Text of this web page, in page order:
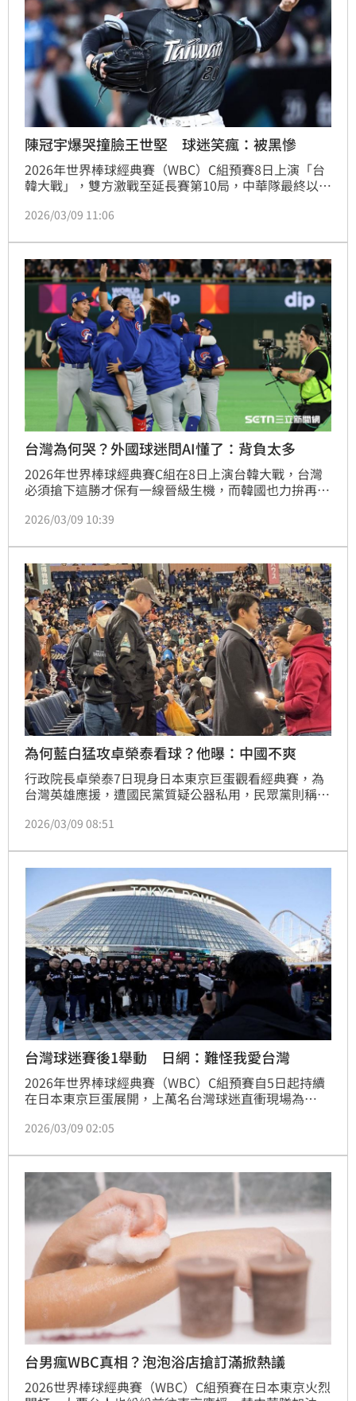
陳冠宇爆哭撞臉王世堅 球迷笑瘋：被黑慘
2026年世界棒球經典賽（WBC）C組預賽8日上演「台
韓大戰」，雙方激戰至延長賽第10局，中華隊最終以5
韓的紀錄。然而本次經典賽預賽名單裡共有16名投手，
回應「用不到啊！」
2026/03/09 11:06
台灣為何哭？外國球迷問AI懂了：背負太多
2026年世界棒球經典賽C組在8日上演台韓大戰，台灣
必須搶下這勝才保有一線晉級生機，而韓國也力拚再下
在奪勝的那一刻，台灣球員抱在一起流下感動淚水，這
查了背景才理解這場勝利對台灣隊的意義，直言「台灣
不僅僅是代表一支球隊，更是背負著國家在戰鬥」。
2026/03/09 10:39
為何藍白猛攻卓榮泰看球？他曝：中國不爽
行政院長卓榮泰7日現身日本東京巨蛋觀看經典賽，為
台灣英雄應援，遭國民黨質疑公器私用，民眾黨則稱，
（9）天指出，日本共同社昨天晚上刊出了一篇報導：
切都真相大白了，為什麼國民黨跟民眾黨這兩天猛攻卓
榮泰院長，大體上就是中國不爽了啦。
2026/03/09 08:51
台灣球迷賽後1舉動 日網：難怪我愛台灣
2026年世界棒球經典賽（WBC）C組預賽自5日起持續
在日本東京巨蛋展開，上萬名台灣球迷直衝現場為
隊，第二戰對上日本隊則以0：13吞敗，直到第三戰以
心的是，有台灣民眾在賽後自發撿起地上的垃圾，讓大
批日本網友感動道「我愛你，台灣」、「我知道台灣人
都很溫柔、友善，謝謝你們」。
2026/03/09 02:05
台男瘋WBC真相？泡泡浴店搶訂滿掀熱議
2026世界棒球經典賽（WBC）C組預賽在日本東京火烈